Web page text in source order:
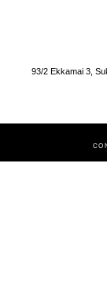
93/2 Ekkamai 3,